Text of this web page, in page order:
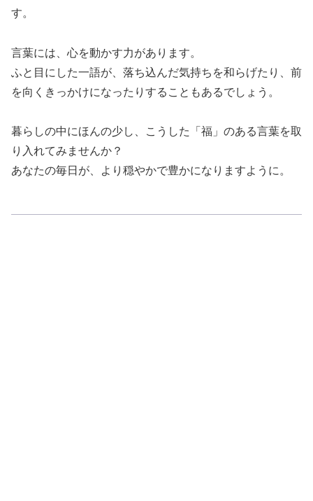
す。
言葉には、心を動かす力があります。
ふと目にした一語が、落ち込んだ気持ちを和らげたり、前
を向くきっかけになったりすることもあるでしょう。
暮らしの中にほんの少し、こうした「福」のある言葉を取
り入れてみませんか？
あなたの毎日が、より穏やかで豊かになりますように。